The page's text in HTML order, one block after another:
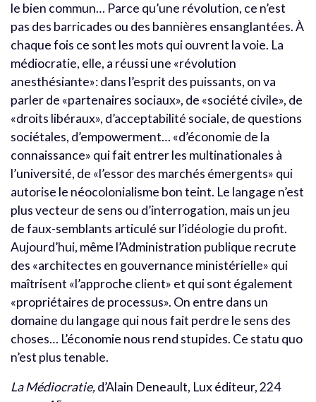
le bien commun… Parce qu’une révolution, ce n’est
pas des barricades ou des bannières ensanglantées. À
chaque fois ce sont les mots qui ouvrent la voie. La
médiocratie, elle, a réussi une «révolution
anesthésiante»: dans l’esprit des puissants, on va
parler de «partenaires sociaux», de «société civile», de
«droits libéraux», d’acceptabilité sociale, de questions
sociétales, d’empowerment… «d’économie de la
connaissance» qui fait entrer les multinationales à
l’université, de «l’essor des marchés émergents» qui
autorise le néocolonialisme bon teint. Le langage n’est
plus vecteur de sens ou d’interrogation, mais un jeu
de faux-semblants articulé sur l’idéologie du profit.
Aujourd’hui, même l’Administration publique recrute
des «architectes en gouvernance ministérielle» qui
maîtrisent «l’approche client» et qui sont également
«propriétaires de processus». On entre dans un
domaine du langage qui nous fait perdre le sens des
choses… L’économie nous rend stupides. Ce statu quo
n’est plus tenable.
La Médiocratie,d’Alain Deneault, Lux éditeur, 224